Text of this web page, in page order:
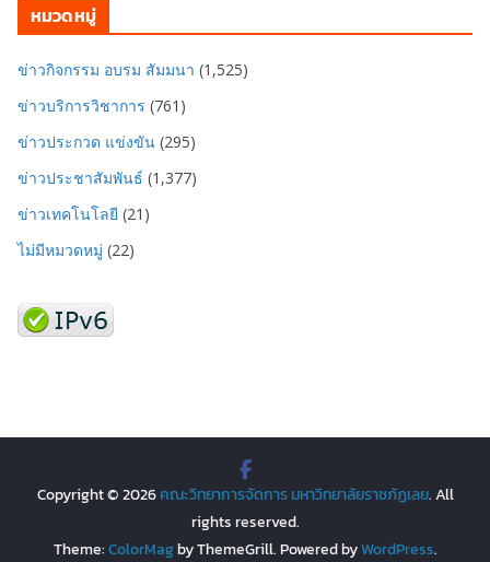
หมวดหมู่
ข่าวกิจกรรม อบรม สัมมนา (1,525)
ข่าวบริการวิชาการ (761)
ข่าวประกวด แข่งขัน (295)
ข่าวประชาสัมพันธ์ (1,377)
ข่าวเทคโนโลยี (21)
ไม่มีหมวดหมู่ (22)
Copyright © 2026คณะวิทยาการจัดการ มหาวิทยาลัยราชภัฏเลย. All
rights reserved.
Theme:ColorMagby ThemeGrill. Powered byWordPress.